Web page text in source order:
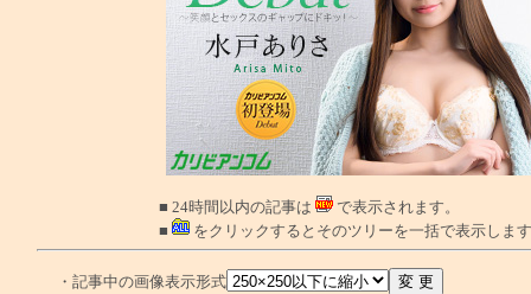
■ 24時間以内の記事は
で表示されます。
■
をクリックするとそのツリーを一括で表示しま
・記事中の画像表示形式